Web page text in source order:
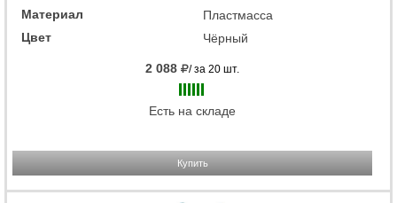
Материал
Пластмасса
Цвет
Чёрный
2 088 / за 20 шт.
Есть на складе
Купить